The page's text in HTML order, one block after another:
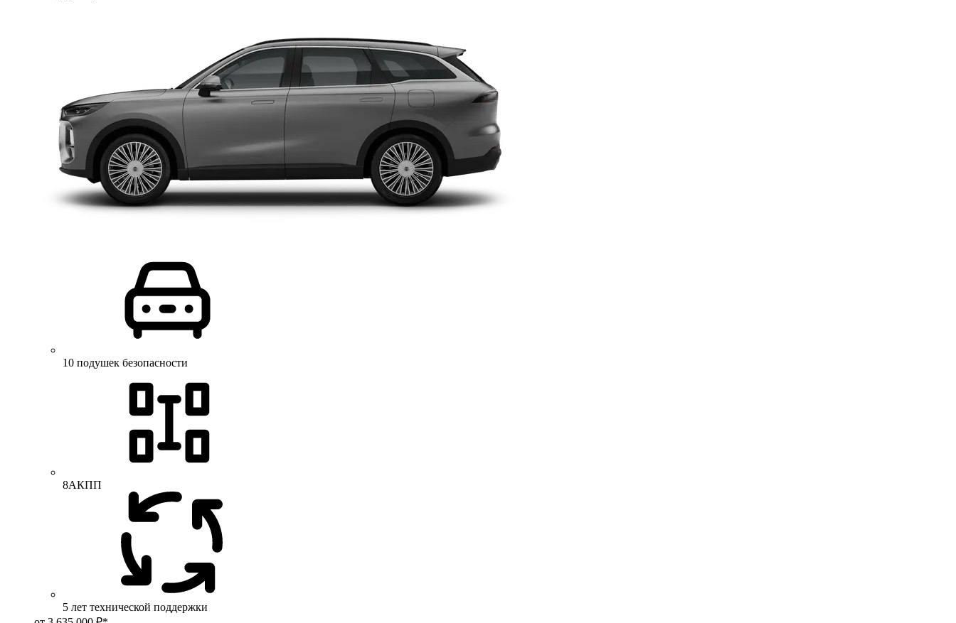
10 подушек безопасности
8АКПП
5 лет технической поддержки